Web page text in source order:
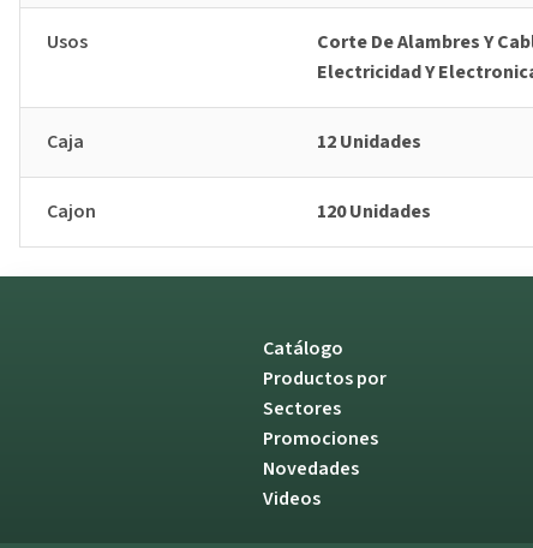
Usos
Corte De Alambres Y
Electricidad Y
Caja 12 Unidades
Cajon 120 Unidades
Catálogo
Productos por
Sectores
Promociones
Novedades
Videos